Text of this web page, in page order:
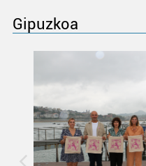
Gipuzkoa